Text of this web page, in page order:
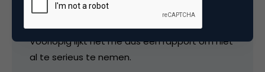
het weet al je volgers kwijt bent.”
Voorlopig lijkt het me dus een rapport om niet
al te serieus te nemen.